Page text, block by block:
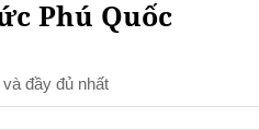
Phú Quốc
đầy đủ nhất